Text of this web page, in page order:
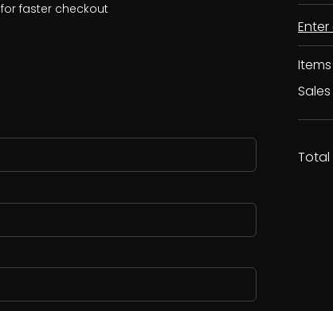
for faster checkout
Items
Total